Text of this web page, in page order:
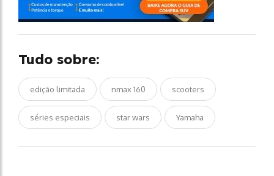
Tudo sobre:
edição limitada nmax 160 scooters
séries especiais star wars Yamaha